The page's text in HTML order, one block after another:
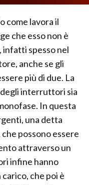
come lavora il
che esso non è
spesso nel
anche se gli
più di due. La
interruttori sia
In questa
una detta
possono essere
attraverso un
infine hanno
che poi è